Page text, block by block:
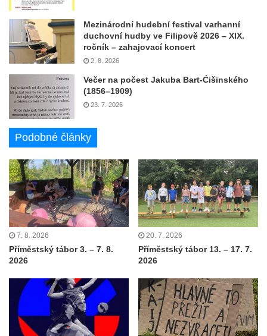
Mezinárodní hudební festival varhanní
duchovní hudby ve Filipově 2026 – XIX.
ročník – zahajovací koncert
2. 8. 2026
Večer na počest Jakuba Bart-Ćišinského
(1856–1909)
23. 7. 2026
Podobné články
7. 8. 2026
Příměstský tábor 3. – 7. 8.
2026
20. 7. 2026
Příměstský tábor 13. – 17. 7.
2026